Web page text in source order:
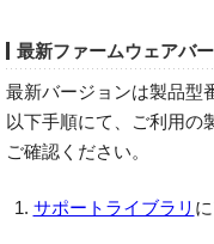
最新ファームウェアバ
最新バージョンは製品型
以下手順にて、ご利用の
ご確認ください。
サポートライブラリ